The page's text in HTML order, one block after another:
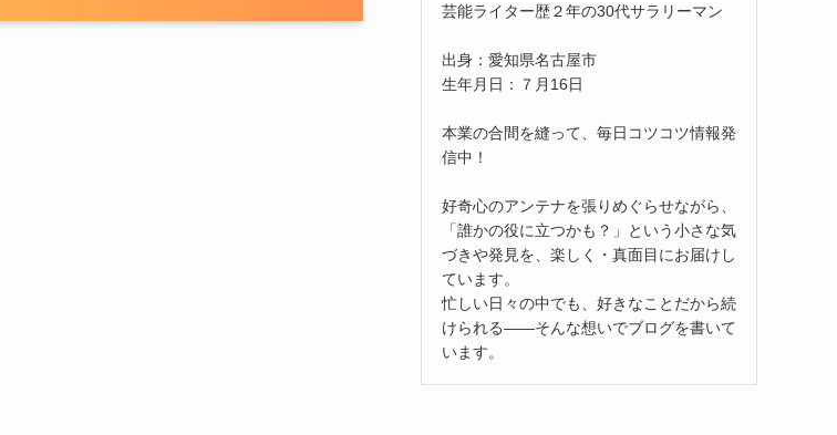
芸能ライター歴２年の30代サラリーマン
出身：愛知県名古屋市
生年月日：７月16日
本業の合間を縫って、毎日コツコツ情報発
信中！
好奇心のアンテナを張りめぐらせながら、
「誰かの役に立つかも？」という小さな気
づきや発見を、楽しく・真面目にお届けし
ています。
忙しい日々の中でも、好きなことだから続
けられる——そんな想いでブログを書いて
います。